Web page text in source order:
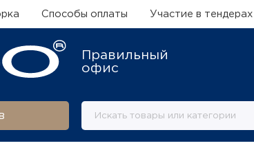
Способы оплаты Участие в тендерах
Правильный
офис